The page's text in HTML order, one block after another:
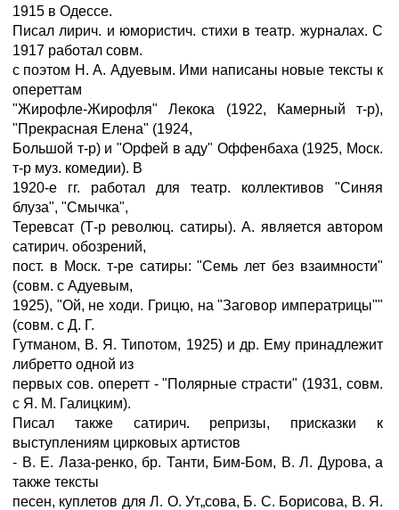
1915 в Одессе.
Писал лирич. и юмористич. стихи в театр. журналах. С
1917 работал совм.
с поэтом Н. А. Адуевым. Ими написаны новые тексты к
опереттам
"Жирофле-Жирофля" Лекока (1922, Камерный т-р),
"Прекрасная Елена" (1924,
Большой т-р) и "Орфей в аду" Оффенбаха (1925, Моск.
т-р муз. комедии). В
1920-е гг. работал для театр. коллективов "Синяя
блуза", "Смычка",
Теревсат (Т-р революц. сатиры). А. является автором
сатирич. обозрений,
пост. в Моск. т-ре сатиры: "Семь лет без взаимности"
(совм. с Адуевым,
1925), "Ой, не ходи. Грицю, на "Заговор императрицы""
(совм. с Д. Г.
Гутманом, В. Я. Типотом, 1925) и др. Ему принадлежит
либретто одной из
первых сов. оперетт - "Полярные страсти" (1931, совм.
с Я. М. Галицким).
Писал также сатирич. репризы, присказки к
выступлениям цирковых артистов
- В. Е. Лаза-ренко, бр. Танти, Бим-Бом, В. Л. Дурова, а
также тексты
песен, куплетов для Л. О. Ут„сова, Б. С. Борисова, В. Я.